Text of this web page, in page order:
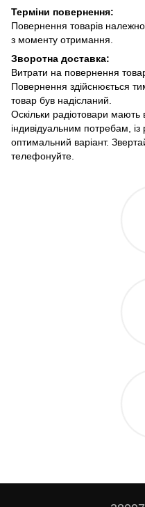
Терміни повернення:
Повернення товарів
з моменту отримання.
Зворотна доставка:
Витрати на повернення
Повернення здійснюється
товар був надісланий.
Оскільки радіотовари мають
індивідуальним потребам,
оптимальний варіант.
телефонуйте.